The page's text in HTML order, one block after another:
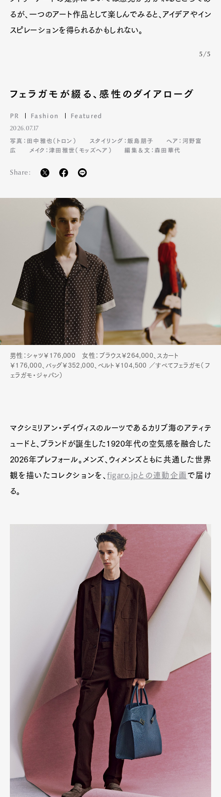
るが、一つのアート作品として楽しんでみると、アイデアやイン
スピレーションを得られるかもしれない。
5/5
フェラガモが綴る、感性のダイアローグ
PR Fashion Featured
2026.07.17
写真：田中雅也（トロン）
スタイリング：飯島朋子
ヘア：河野富
広
メイク：津田雅世（モッズヘア） 編集＆文：森田華代
Share:
男性：シャツ￥176,000 女性：ブラウス￥264,000、スカート
￥176,000、バッグ￥352,000、ベルト￥104,500 ／すべてフェラガモ（フ
ェラガモ・ジャパン）
マクシミリアン・デイヴィスのルーツであるカリブ海のアティテ
ュードと、ブランドが誕生した1920年代の空気感を融合した
2026年プレフォール。メンズ、ウィメンズともに共通した世界
観を描いたコレクションを、figaro.jpとの連動企画 で届け
る。